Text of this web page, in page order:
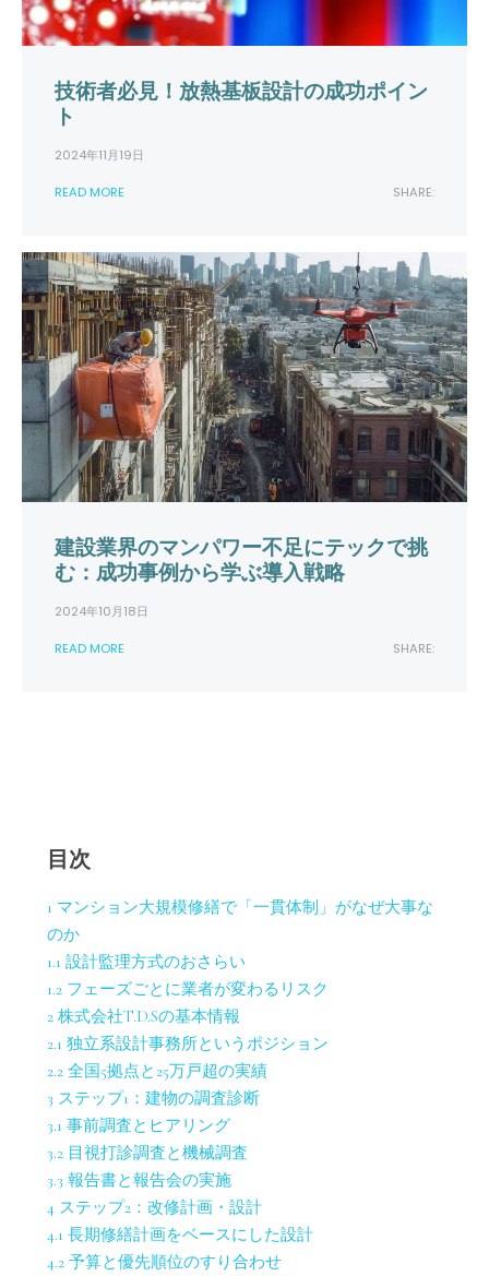
技術者必見！放熱基板設計の成功ポイン
ト
2024年11月19日
READ MORE SHARE:
建設業界のマンパワー不足にテックで挑
む：成功事例から学ぶ導入戦略
2024年10月18日
READ MORE SHARE:
目次
1 マンション大規模修繕で「一貫体制」がなぜ大事な
のか
1.1 設計監理方式のおさらい
1.2フェーズごとに業者が変わるリスク
2株式会社T.D.Sの基本情報
2.1 独立系設計事務所というポジション
2.2全国5拠点と25万戸超の実績
3 ステップ1：建物の調査診断
3.1 事前調査とヒアリング
3.2目視打診調査と機械調査
3.3 報告書と報告会の実施
4ステップ2：改修計画・設計
4.1 長期修繕計画をベースにした設計
4.2予算と優先順位のすり合わせ